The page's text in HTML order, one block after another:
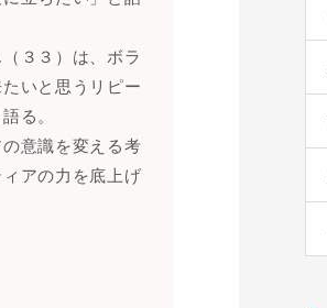
３３）は、ボラ
いと思うリピー
る。
意識を変える考
アの力を底上げ